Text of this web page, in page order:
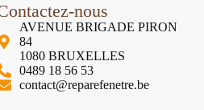
nous
AVENUE BRIGADE PIRON
84
1080 BRUXELLES
0489 18 56 53
contact@reparefenetre.be